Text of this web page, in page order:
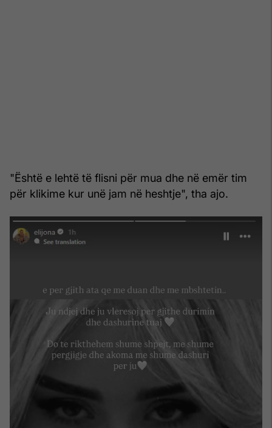
"Është e lehtë të flisni për mua dhe në emër tim
për klikime kur unë jam në heshtje", tha ajo.